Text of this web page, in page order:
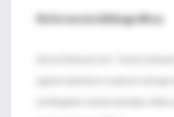
Referencia bibliográfica: